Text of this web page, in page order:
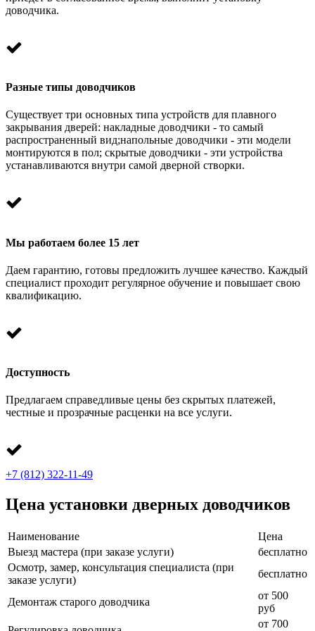
доводчика.
Разные типы доводчиков
Существует три основных типа устройств для плавного
закрывания дверей: накладные доводчики - то самый
распространенный вид;напольные доводчики - эти модели
монтируются в пол; скрытые доводчики - эти устройства
устанавливаются внутри самой дверной створки.
Мы работаем более 15 лет
Даем гарантию, готовы предложить лучшее качество. Каждый
специалист проходит регулярное обучение и повышает свою
квалификацию.
Доступность
Предлагаем справедливые цены без скрытых платежей,
честные и прозрачные расценки на все услуги.
+7 (812) 322-11-49
Цена установки дверных доводчиков
Наименование
Цена
Выезд мастера (при заказе услуги)
бесплатно
Осмотр, замер, консультация специалиста (при
заказе услуги)
бесплатно
Демонтаж старого доводчика
от 500
руб
от 700